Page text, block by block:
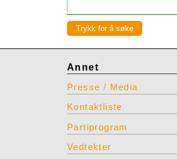
Annet
Presse / Media
Kontaktliste
Partiprogram
Vedtekter